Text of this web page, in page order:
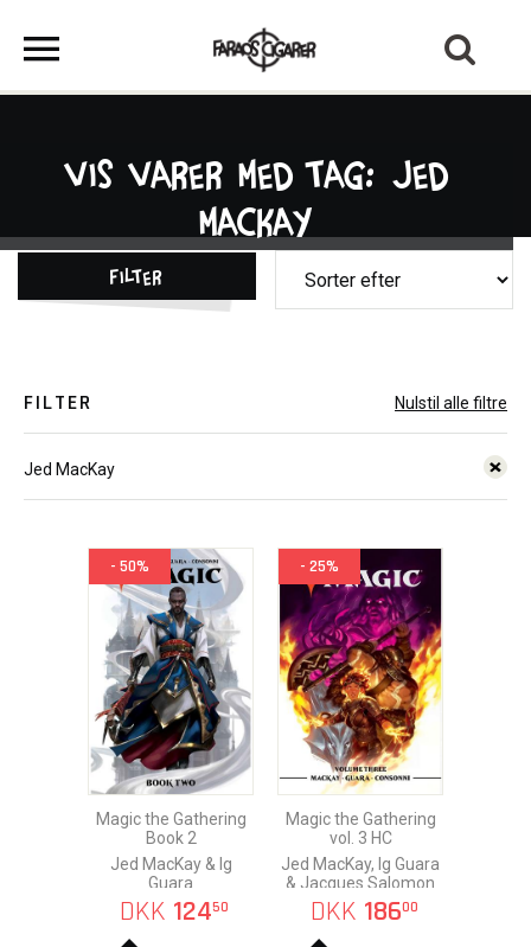
Vis varer med tag: Jed
MacKay
Filter
FILTER Nulstil alle filtre
Jed MacKay
- 50%
Magic the Gathering
Book 2
Jed MacKay & Ig
Guara
DKK 12450
- 25%
Magic the Gathering
vol. 3 HC
Jed MacKay, Ig Guara
& Jacques Salomon
DKK 18600